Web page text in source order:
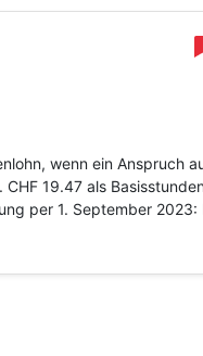
wenn ein Anspruch
19.47 als
per 1. September 2023: